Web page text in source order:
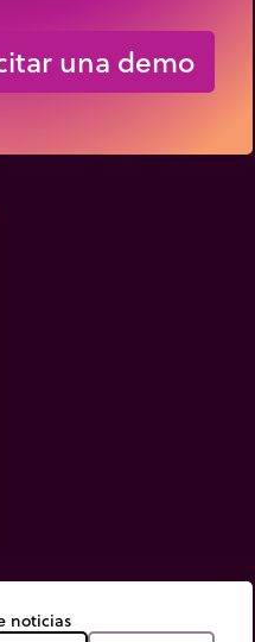
una demo
noticias